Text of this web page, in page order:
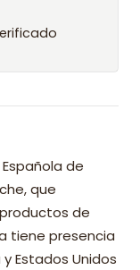
de
que
de
tiene presencia
Estados Unidos